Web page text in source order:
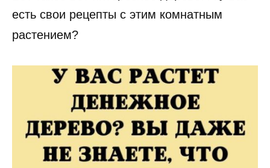
есть свои рецепты с этим комнатным
растением?